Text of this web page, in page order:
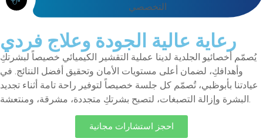
التخصصي
رعاية عالية الجودة وعلاج فردي
يُصمّم أخصائيو الجلدية لدينا عملية التقشير الكيميائي خصيصاً لبشرتكِ
وأهدافكِ، لضمان أعلى مستويات الأمان وتحقيق أفضل النتائج. في
عيادتنا بأبوظبي، تُصمّم كل جلسة خصيصاً لتوفير راحة تامة أثناء تجديد
احجز استشارات مجانية